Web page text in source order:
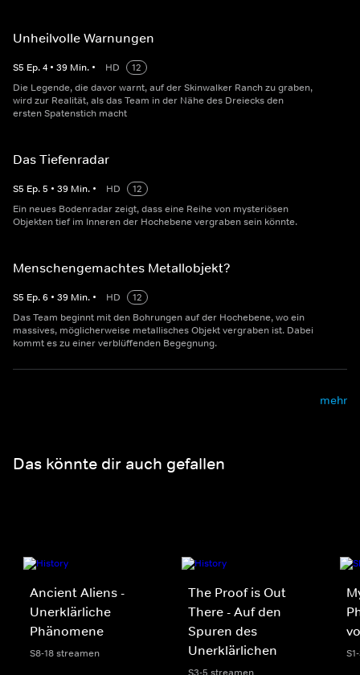
Unheilvolle Warnungen
S5 Ep.4 • 39 Min. • HD
12
Die Legende, die davor warnt, auf der Skinwalker Ranch zu graben,
wird zur Realität, als das Team in der Nähe des Dreiecks den
ersten Spatenstich macht
Das Tiefenradar
S5 Ep.5 • 39 Min. • HD
12
Ein neues Bodenradar zeigt, dass eine Reihe von mysteriösen
Objekten tief im Inneren der Hochebene vergraben sein könnte.
Menschengemachtes Metallobjekt?
S5 Ep.6 • 39 Min. • HD
12
Das Team beginnt mit den Bohrungen auf der Hochebene, wo ein
massives, möglicherweise metallisches Objekt vergraben ist. Dabei
kommt es zu einer verblüffenden Begegnung.
mehr
Das könnte dir auch gefallen
Ancient Aliens -
Unerklärliche
Phänomene
S8-18 streamen
The Proof is Out
There - Auf den
Spuren des
Unerklärlichen
S3-5 streamen